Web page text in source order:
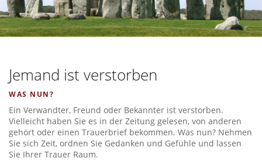
Jemand ist verstorben
WAS NUN?
Ein Verwandter, Freund oder Bekannter ist verstorben.
Vielleicht haben Sie es in der Zeitung gelesen, von anderen
gehört oder einen Trauerbrief bekommen. Was nun? Nehmen
Sie sich Zeit, ordnen Sie Gedanken und Gefühle und lassen
Sie Ihrer Trauer Raum.